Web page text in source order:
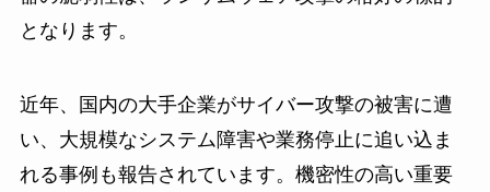
となります。
近年、国内の大手企業がサイバー攻撃の被害に遭
い、大規模なシステム障害や業務停止に追い込ま
れる事例も報告されています。機密性の高い重要